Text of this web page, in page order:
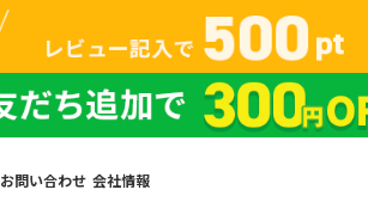
お問い合わせ 会社情報